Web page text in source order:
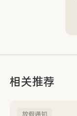
相关推荐